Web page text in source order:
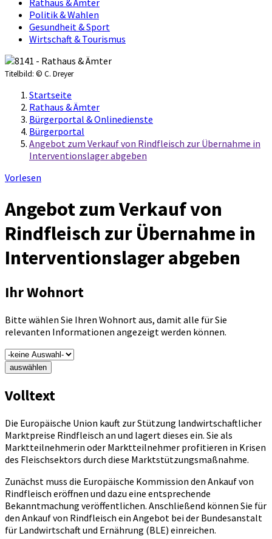
Rathaus & Ämter
Politik & Wahlen
Gesundheit & Sport
Wirtschaft & Tourismus
Titelbild: © C. Dreyer
Startseite
Rathaus & Ämter
Bürgerportal & Onlinedienste
Bürgerportal
Angebot zum Verkauf von Rindfleisch zur Übernahme in
Interventionslager abgeben
Vorlesen
Angebot zum Verkauf von
Rindfleisch zur Übernahme in
Interventionslager abgeben
Ihr Wohnort
Bitte wählen Sie Ihren Wohnort aus, damit alle für Sie
relevanten Informationen angezeigt werden können.
auswählen
Volltext
Die Europäische Union kauft zur Stützung landwirtschaftlicher
Marktpreise Rindfleisch an und lagert dieses ein. Sie als
Marktteilnehmerin oder Marktteilnehmer profitieren in Krisen
des Fleischsektors durch diese Marktstützungsmaßnahme.
Zunächst muss die Europäische Kommission den Ankauf von
Rindfleisch eröffnen und dazu eine entsprechende
Bekanntmachung veröffentlichen. Anschließend können Sie für
den Ankauf von Rindfleisch ein Angebot bei der Bundesanstalt
für Landwirtschaft und Ernährung (BLE) einreichen.